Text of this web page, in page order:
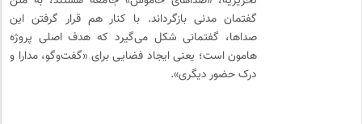
گفتمان مدنی بازگرداند. با کنار هم قرار گرفتن این
صداها، گفتمانی شکل می‌گیرد که هدف اصلی پروژه
هامون است؛ یعنی ایجاد فضایی برای «گفت‌وگو، مدارا و
درک حضور دیگری».